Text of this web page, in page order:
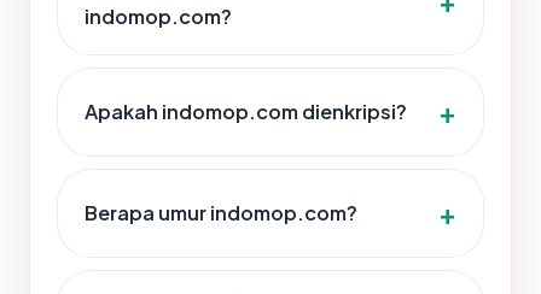
indomop.com?
Apakah indomop.com dienkripsi?
Berapa umur indomop.com?